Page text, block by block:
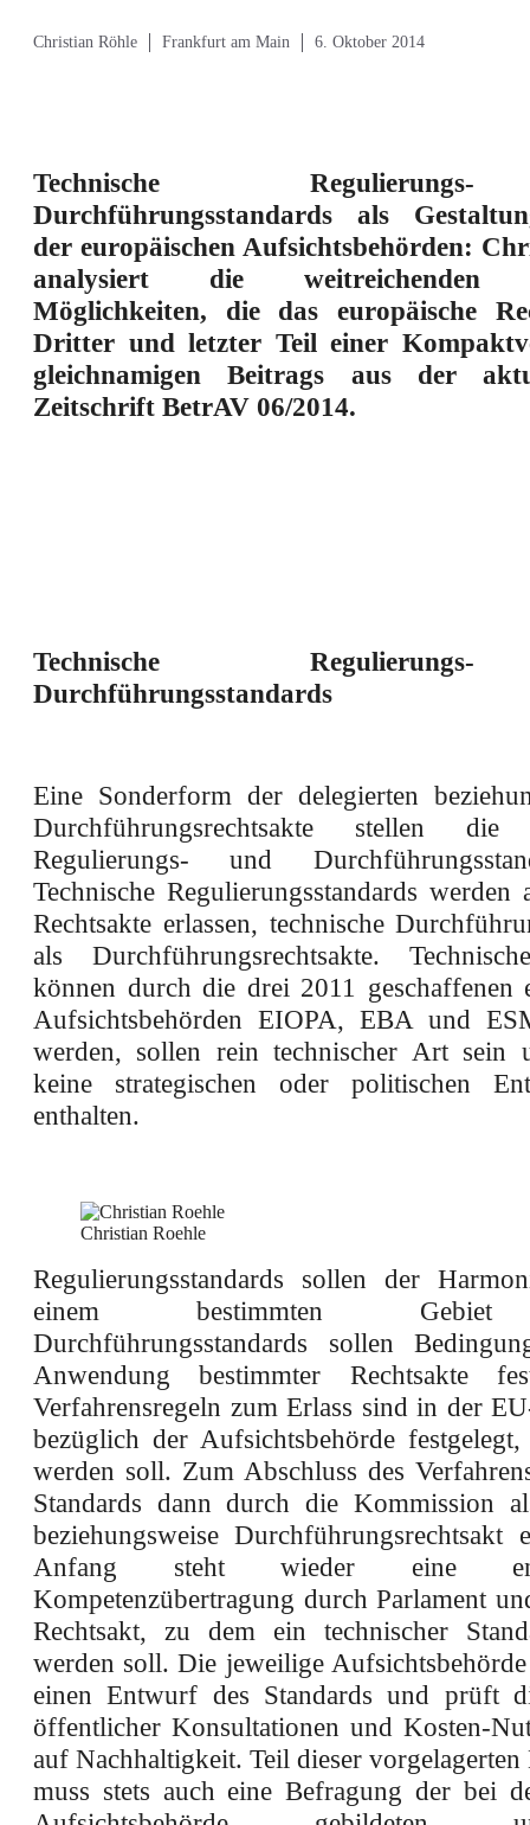
Christian Röhle Frankfurt am Main 6. Oktober 2014
Technische
Durchführungsstandards als
der europäischen Aufsichtsbehörden:
analysiert die weitreichenden
Möglichkeiten, die das europäische
Dritter und letzter Teil einer
gleichnamigen Beitrags aus der
Zeitschrift BetrAV 06/2014.
Technische
Durchführungsstandards
Eine Sonderform der delegierten
Durchführungsrechtsakte stellen die
Regulierungs- und
Technische Regulierungsstandards werden
Rechtsakte erlassen, technische
als Durchführungsrechtsakte.
können durch die drei 2011 geschaffenen
Aufsichtsbehörden EIOPA, EBA und
werden, sollen rein technischer Art sein
keine strategischen oder politischen
enthalten.
Christian Roehle
Regulierungsstandards sollen der
einem bestimmten Gebiet
Durchführungsstandards sollen
Anwendung bestimmter Rechtsakte
Verfahrensregeln zum Erlass sind in der
bezüglich der Aufsichtsbehörde
werden soll. Zum Abschluss des
Standards dann durch die Kommission
beziehungsweise Durchführungsrechtsakt
Anfang steht wieder eine
Kompetenzübertragung durch Parlament
Rechtsakt, zu dem ein technischer
werden soll. Die jeweilige
einen Entwurf des Standards und prüft
öffentlicher Konsultationen und Kosten-
auf Nachhaltigkeit. Teil dieser
muss stets auch eine Befragung der bei